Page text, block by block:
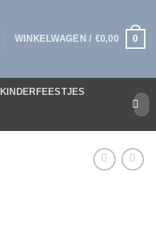
WINKELWAGEN / €0,00 0
KINDERFEESTJES
naar: